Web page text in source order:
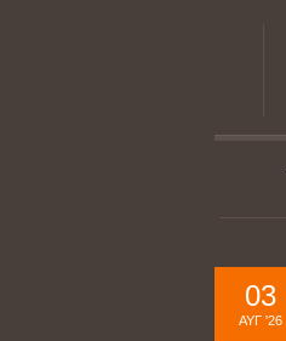
03
ΑΥΓ '26